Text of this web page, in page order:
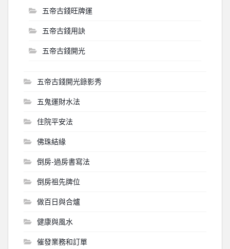
五帝古錢旺牌運
五帝古錢用訣
五帝古錢開光
五帝古錢開光錄影秀
五鬼運財水法
住院平安法
佛珠結緣
倒房-過房書寫法
倒房祖先牌位
做百日與合爐
健康與風水
催發業務和訂單